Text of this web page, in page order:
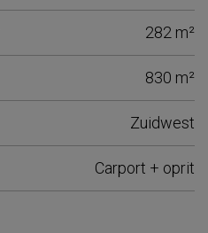
282 m²
830 m²
Zuidwest
Carport + oprit